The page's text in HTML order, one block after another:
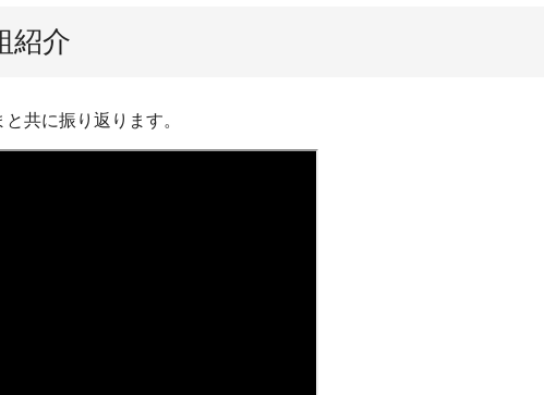
紹介
共に振り返ります。